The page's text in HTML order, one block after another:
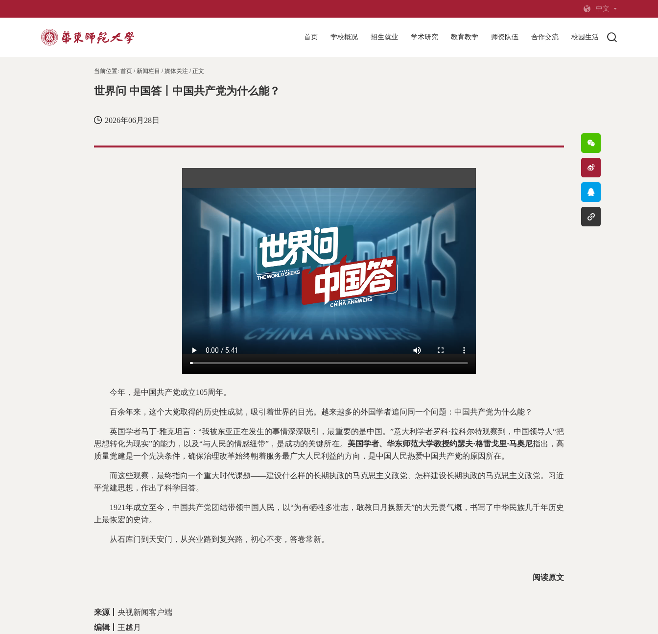
中文
首页 学校概况 招生就业 学术研究 教育教学 师资队伍 合作交流 校园生活
当前位置: 首页 / 新闻栏目 /媒体关注 / 正文
世界问 中国答丨中国共产党为什么能？
2026年06月28日
今年，是中国共产党成立105周年。
百余年来，这个大党取得的历史性成就，吸引着世界的目光。越来越多的外国学者追问同一个问题：中国共产党为什么能？
英国学者马丁·雅克坦言：“我被东亚正在发生的事情深深吸引，最重要的是中国。”意大利学者罗科·拉科尔特观察到，中国领导人“把
思想转化为现实”的能力，以及“与人民的情感纽带”，是成功的关键所在。 美国学者、华东师范大学教授约瑟夫·格雷戈里·马奥尼指出，高
质量党建是一个先决条件，确保治理改革始终朝着服务最广大人民利益的方向，是中国人民热爱中国共产党的原因所在。
而这些观察，最终指向一个重大时代课题——建设什么样的长期执政的马克思主义政党、怎样建设长期执政的马克思主义政党。习近
平党建思想，作出了科学回答。
1921年成立至今，中国共产党团结带领中国人民，以“为有牺牲多壮志，敢教日月换新天”的大无畏气概，书写了中华民族几千年历史
上最恢宏的史诗。
从石库门到天安门，从兴业路到复兴路，初心不变，答卷常新。
阅读原文
来源
央视新闻客户端
编辑丨 王越月